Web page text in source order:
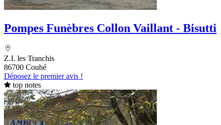
Pompes Funèbres Collon Vaillant - Bisutti
Z.I. les Tranchis
86700 Couhé
Déposez le premier avis !
top notes